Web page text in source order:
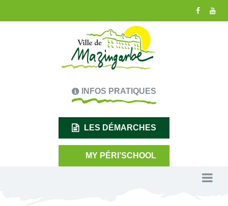
INFOS PRATIQUES
LES DÉMARCHES
MY PÉRI’SCHOOL